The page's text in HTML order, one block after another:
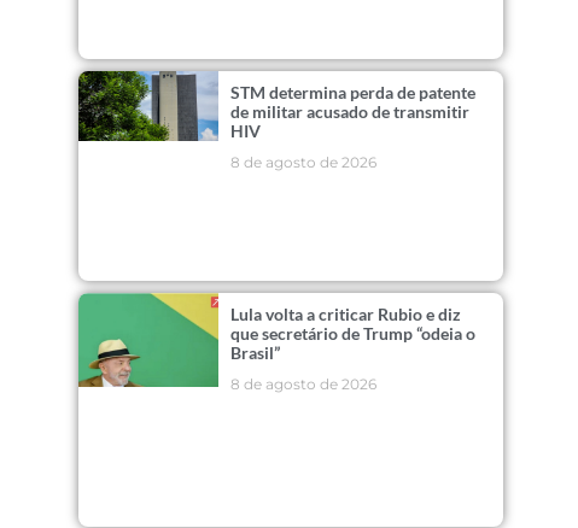
STM determina perda de patente
de militar acusado de transmitir
HIV
8 de agosto de 2026
Lula volta a criticar Rubio e diz
que secretário de Trump “odeia o
Brasil”
8 de agosto de 2026